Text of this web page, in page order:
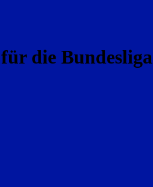
die Bundesliga